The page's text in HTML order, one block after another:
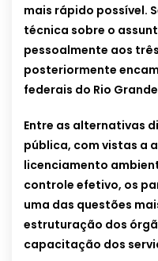
mais rápido possível.
técnica sobre o
pessoalmente aos
posteriormente
federais do Rio
Entre as alternativas
pública, com vistas a
licenciamento
controle efetivo, os
uma das questões
estruturação dos
capacitação dos